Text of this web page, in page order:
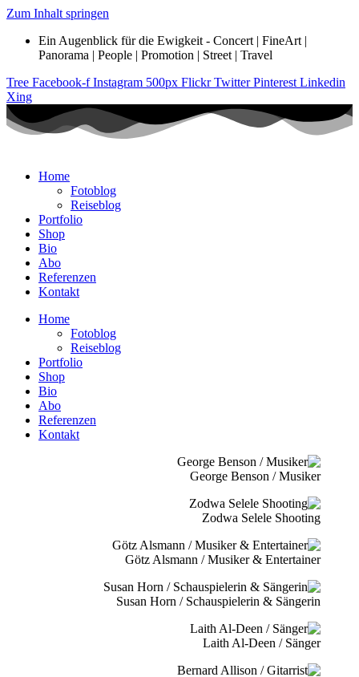
Zum Inhalt springen
Ein Augenblick für die Ewigkeit - Concert | FineArt |
Panorama | People | Promotion | Street | Travel
Tree Facebook-f Instagram 500px Flickr Twitter Pinterest Linkedin
Xing
Home
Fotoblog
Reiseblog
Portfolio
Shop
Bio
Abo
Referenzen
Kontakt
Home
Fotoblog
Reiseblog
Portfolio
Shop
Bio
Abo
Referenzen
Kontakt
George Benson / Musiker
Zodwa Selele Shooting
Götz Alsmann / Musiker & Entertainer
Susan Horn / Schauspielerin & Sängerin
Laith Al-Deen / Sänger